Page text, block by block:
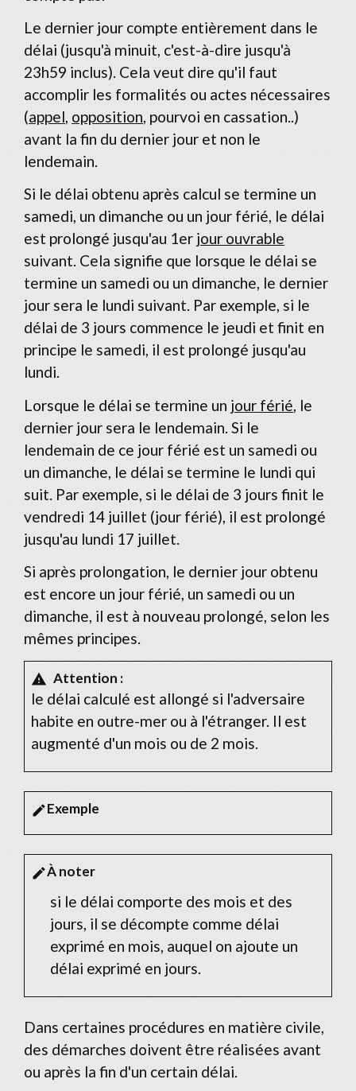
Le dernier jour compte entièrement dans le
délai (jusqu'à minuit, c'est-à-dire jusqu'à
23h59 inclus). Cela veut dire qu'il faut
accomplir les formalités ou actes nécessaires
(appel, opposition, pourvoi en cassation..)
avant la fin du dernier jour et non le
lendemain.
Si le délai obtenu après calcul se termine un
samedi, un dimanche ou un jour férié, le délai
est prolongé jusqu'au 1er jour ouvrable
suivant. Cela signifie que lorsque le délai se
termine un samedi ou un dimanche, le dernier
jour sera le lundi suivant. Par exemple, si le
délai de 3 jours commence le jeudi et finit en
principe le samedi, il est prolongé jusqu'au
lundi.
Lorsque le délai se termine un jour férié, le
dernier jour sera le lendemain. Si le
lendemain de ce jour férié est un samedi ou
un dimanche, le délai se termine le lundi qui
suit. Par exemple, si le délai de 3 jours finit le
vendredi 14 juillet (jour férié), il est prolongé
jusqu'au lundi 17 juillet.
Si après prolongation, le dernier jour obtenu
est encore un jour férié, un samedi ou un
dimanche, il est à nouveau prolongé, selon les
mêmes principes.
warning Attention :
le délai calculé est allongé si l'adversaire
habite en outre-mer ou à l'étranger. Il est
augmenté d'un mois ou de 2 mois.
editExemple
editÀ noter
si le délai comporte des mois et des
jours, il se décompte comme délai
exprimé en mois, auquel on ajoute un
délai exprimé en jours.
Dans certaines procédures en matière civile,
des démarches doivent être réalisées avant
ou après la fin d'un certain délai.